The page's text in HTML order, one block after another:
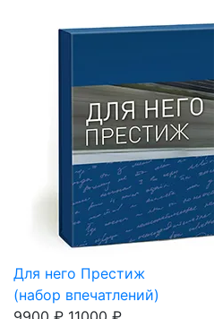
Для него Престиж
(набор впечатлений)